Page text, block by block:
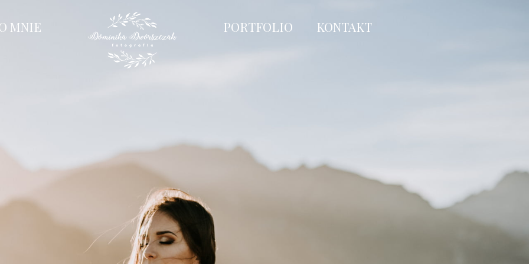
MNIE PORTFOLIO KONTAKT